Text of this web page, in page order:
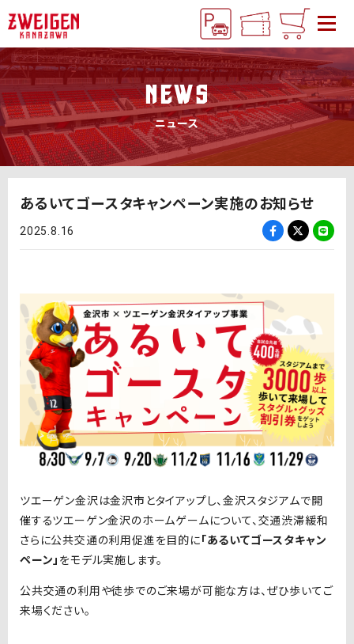
NEWS
ニュース
あるいてゴースタキャンペーン実施のお知らせ
2025.8.16
ツエーゲン金沢は金沢市とタイアップし、金沢スタジアムで開
催するツエーゲン金沢のホームゲームについて、交通渋滞緩和
さらに公共交通の利用促進を目的に「あるいてゴースタキャン
ペーン」 をモデル実施します。
公共交通の利用や徒歩でのご来場が可能な方は、ぜひ歩いてご
来場ください。